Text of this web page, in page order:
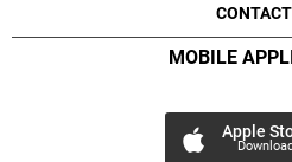
MOBILE
Apple